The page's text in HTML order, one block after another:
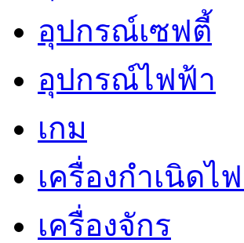
อุปกรณ์เซฟตี้
อุปกรณ์ไฟฟ้า
เกม
เครื่องกำเนิดไ
เครื่องจักร